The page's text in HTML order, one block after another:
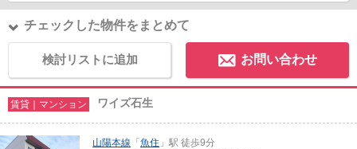
チェックした物件をまとめて
検討リストに追加 お問い合わせ
賃貸｜マンション ワイズ石生
山陽本線 「 魚住 」駅 徒歩9分